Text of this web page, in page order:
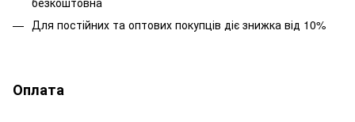
Для постійних та оптових покупців діє знижка від 10%
Оплата